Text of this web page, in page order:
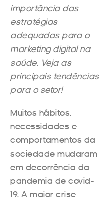
importância das
estratégias
adequadas para o
marketing digital na
saúde. Veja as
principais tendências
para o setor!
Muitos hábitos,
necessidades e
comportamentos da
sociedade mudaram
em decorrência da
pandemia de covid-
19. A maior crise